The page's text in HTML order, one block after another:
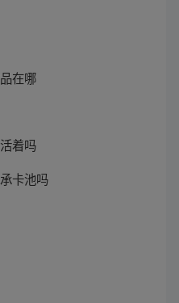
在哪
着吗
卡池吗